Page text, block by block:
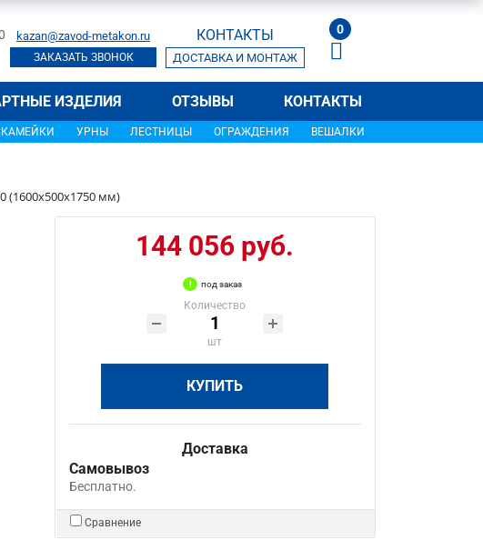
kazan@zavod-metakon.ru
ЗАКАЗАТЬ ЗВОНОК
КОНТАКТЫ
ДОСТАВКА И МОНТАЖ
0
ИЗДЕЛИЯ ОТЗЫВЫ КОНТАКТЫ
УРНЫ ЛЕСТНИЦЫ ОГРАЖДЕНИЯ ВЕШАЛКИ
(1600x500x1750 мм)
144 056 руб.
под заказ
Количество
шт
КУПИТЬ
Доставка
Самовывоз
Бесплатно.
Сравнение